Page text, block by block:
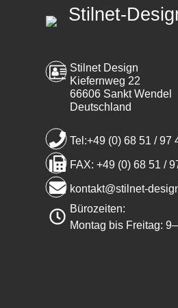
Stilnet-
Stilnet Design
Kiefernweg 22
66606 Sankt Wendel
Deutschland
Tel:+49 (0) 68 51 / 97
FAX: +49 (0) 68 51 /
kontakt@stilnet-
Bürozeiten:
Montag bis Freitag: